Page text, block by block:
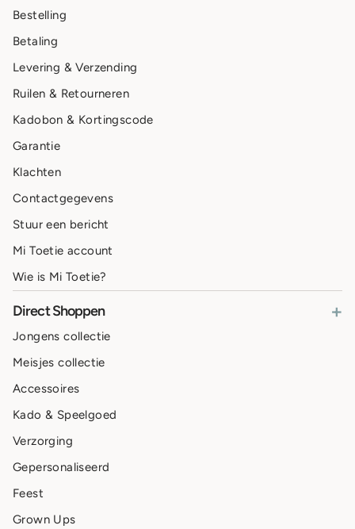
Bestelling
Betaling
Levering & Verzending
Ruilen & Retourneren
Kadobon & Kortingscode
Garantie
Klachten
Contactgegevens
Stuur een bericht
Mi Toetie account
Wie is Mi Toetie?
Direct Shoppen +
Jongens collectie
Meisjes collectie
Accessoires
Kado & Speelgoed
Verzorging
Gepersonaliseerd
Feest
Grown Ups